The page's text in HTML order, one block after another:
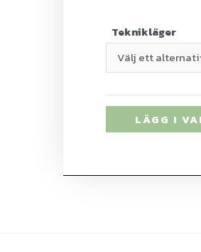
Teknikläger
LÄGG I